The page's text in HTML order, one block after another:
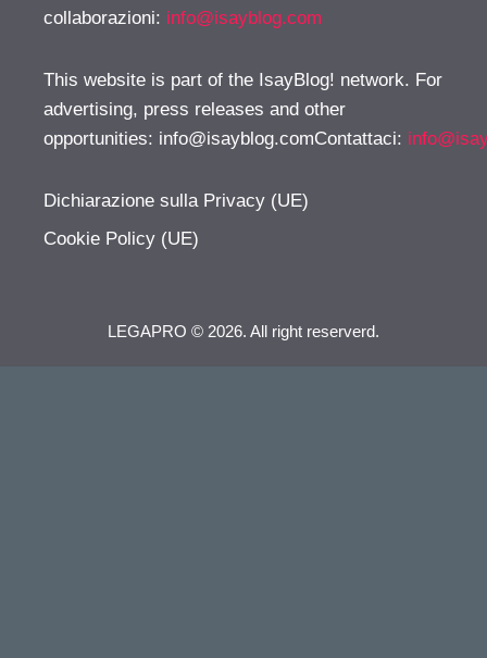
collaborazioni: info@isayblog.com
This website is part of the IsayBlog! network. For
advertising, press releases and other
opportunities: info@isayblog.comContattaci:
Dichiarazione sulla Privacy (UE)
Cookie Policy (UE)
LEGAPRO © 2026. All right reserverd.